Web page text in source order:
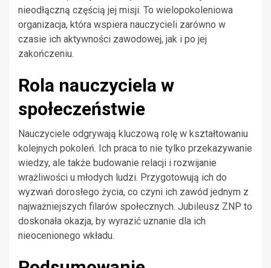
nieodłączną częścią jej misji. To wielopokoleniowa
organizacja, która wspiera nauczycieli zarówno w
czasie ich aktywności zawodowej, jak i po jej
zakończeniu.
Rola nauczyciela w
społeczeństwie
Nauczyciele odgrywają kluczową rolę w kształtowaniu
kolejnych pokoleń. Ich praca to nie tylko przekazywanie
wiedzy, ale także budowanie relacji i rozwijanie
wrażliwości u młodych ludzi. Przygotowują ich do
wyzwań dorosłego życia, co czyni ich zawód jednym z
najważniejszych filarów społecznych. Jubileusz ZNP to
doskonała okazja, by wyrazić uznanie dla ich
nieocenionego wkładu.